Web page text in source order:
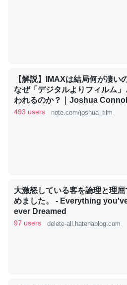
論文では「淡水はカルシウムも酸
利だから両方が拮抗してるので
いる鋏角類（カブトガニ・ウミグ
─ニュース :: 【研究発表】昆虫学の大問
いのか」に関する新仮説
これを元に考えるとカルシウムを
類は苦労してるんだな…。腹足類
─ニュース :: 【研究発表】昆虫学の大問
いのか」に関する新仮説
ウチもEchoを実家に置いて４年
【解説】IMAXは結局何が凄い
なぜ「デジタルよりフィルム」
われるのか？｜Joshua
493 users note.com/joshua_film
大激怒している客を論理と理屈
めました。 - Everything
ever Dreamed
97 users delete-all.hatenablog.com